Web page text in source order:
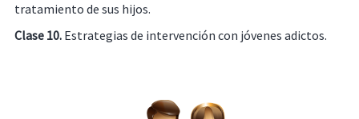
tratamiento de sus hijos.
Clase 10. Estrategias de intervención con jóvenes adictos.